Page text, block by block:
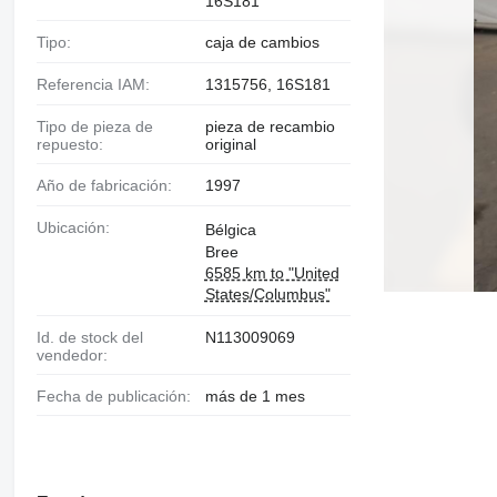
Tipo: caja de cambios
Referencia IAM: 1315756, 16S181
Tipo de pieza de
repuesto:
pieza de recambio
original
Año de fabricación: 1997
Ubicación:
Bélgica
Bree
6585 km to "United
States/Columbus"
Id. de stock del
vendedor:
N113009069
Fecha de publicación: más de 1 mes